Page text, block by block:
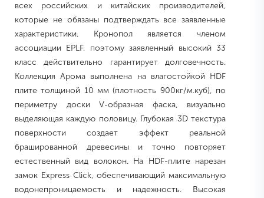
всех российских и китайских производителей,
которые не обязаны подтверждать все заявленные
характеристики. Кронопол является членом
ассоциации EPLF. поэтому заявленный высокий 33
класс действительно гарантирует долговечность.
Коллекция Арома выполнена на влагостойкой HDF
плите толщиной 10 мм (плотность 900кг/м.куб), по
периметру доски V-образная фаска, визуально
выделяющая каждую половицу. Глубокая 3D текстура
поверхности создает эффект реальной
брашированной древесины и точно повторяет
естественный вид волокон. На HDF-плите нарезан
замок Express Click, обеспечивающий максимальную
водонепроницаемость и надежность. Высокая